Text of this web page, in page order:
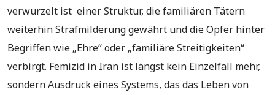
verwurzelt ist einer Struktur, die familiären Tätern
weiterhin Strafmilderung gewährt und die Opfer hinter
Begriffen wie „Ehre“ oder „familiäre Streitigkeiten“
verbirgt. Femizid in Iran ist längst kein Einzelfall mehr,
sondern Ausdruck eines Systems, das das Leben von